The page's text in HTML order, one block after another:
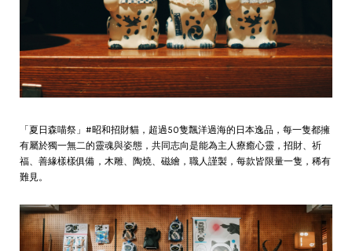
「夏日森喵祭」#昭和招財貓，超過50隻飄洋過海的日本逸品，每一隻都擁
有屬於獨一無二的靈魂與姿態，共同志向是能為主人療癒心靈，招財、祈
福、善緣樣樣俱備，木雕、陶燒、磁繪，職人謹製，每款皆限量一隻，稀有
難見。